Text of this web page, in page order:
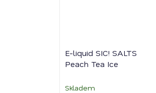
E-liquid SIC! SALTS
Peach Tea Ice
Skladem